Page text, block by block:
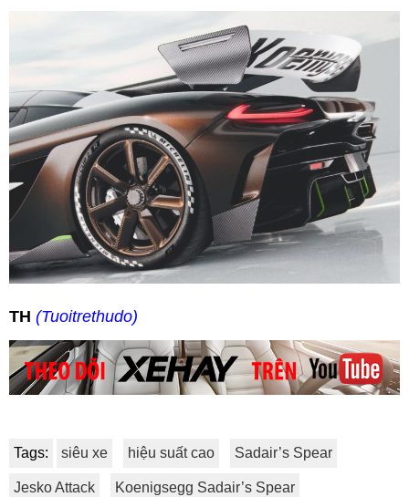
TH (Tuoitrethudo)
Tags: siêu xe hiệu suất cao Sadair’s Spear
Jesko Attack Koenigsegg Sadair’s Spear